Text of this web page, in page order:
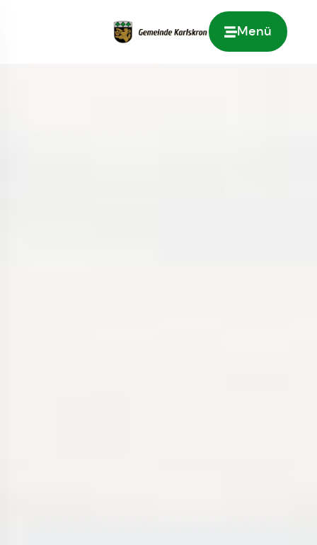
Menü